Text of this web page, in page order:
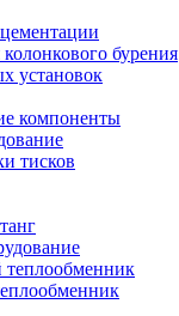
бурения
установок
компоненты
тисков